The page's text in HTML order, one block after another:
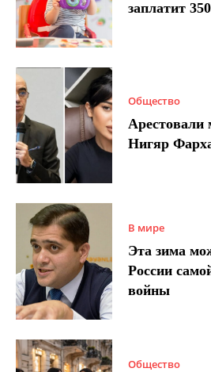
заплатит
Общество
Арестовали
Нигяр
В мире
Эта зима
России
войны
Общество